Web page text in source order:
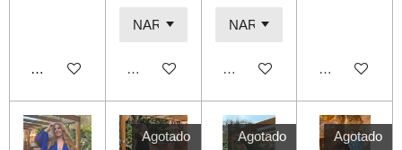
Añadir al carrito Agotado Agotado Agotado
Agotado Agotado Agotado